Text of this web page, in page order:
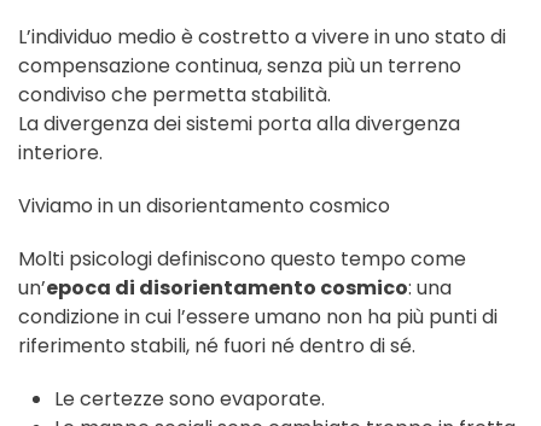
L’individuo medio è costretto a vivere in uno stato di
compensazione continua, senza più un terreno
condiviso che permetta stabilità.
La divergenza dei sistemi porta alla divergenza
interiore.
Viviamo in un disorientamento cosmico
Molti psicologi definiscono questo tempo come
un’epoca di disorientamento cosmico: una
condizione in cui l’essere umano non ha più punti di
riferimento stabili, né fuori né dentro di sé.
Le certezze sono evaporate.